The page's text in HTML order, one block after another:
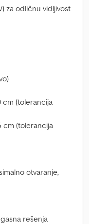
za odličnu vidljivost
cm (tolerancija
cm (tolerancija
otvaranje,
rešenja